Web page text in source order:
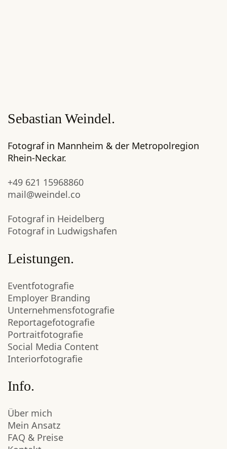
Sebastian Weindel.
Fotograf in Mannheim & der Metropolregion
Rhein-Neckar.
+49 621 15968860
mail@weindel.co
Fotograf in Heidelberg
Fotograf in Ludwigshafen
Leistungen.
Eventfotografie
Employer Branding
Unternehmensfotografie
Reportagefotografie
Portraitfotografie
Social Media Content
Interiorfotografie
Info.
Über mich
Mein Ansatz
FAQ & Preise